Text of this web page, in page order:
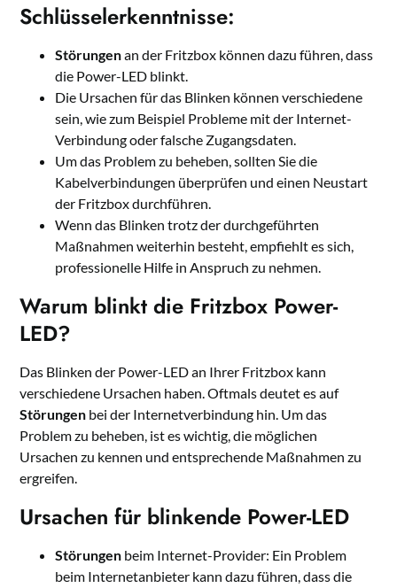
Schlüsselerkenntnisse:
Störungenan der Fritzbox können dazu führen, dass
die Power-LED blinkt.
Die Ursachen für das Blinken können verschiedene
sein, wie zum Beispiel Probleme mit der Internet-
Verbindung oder falsche Zugangsdaten.
Um das Problem zu beheben, sollten Sie die
Kabelverbindungen überprüfen und einen Neustart
der Fritzbox durchführen.
Wenn das Blinken trotz der durchgeführten
Maßnahmen weiterhin besteht, empfiehlt es sich,
professionelle Hilfe in Anspruch zu nehmen.
Warum blinkt die Fritzbox Power-
LED?
Das Blinken der Power-LED an Ihrer Fritzbox kann
verschiedene Ursachen haben. Oftmals deutet es auf
Störungen bei der Internetverbindung hin. Um das
Problem zu beheben, ist es wichtig, die möglichen
Ursachen zu kennen und entsprechende Maßnahmen zu
ergreifen.
Ursachen für blinkende Power-LED
Störungen beim Internet-Provider: Ein Problem
beim Internetanbieter kann dazu führen, dass die